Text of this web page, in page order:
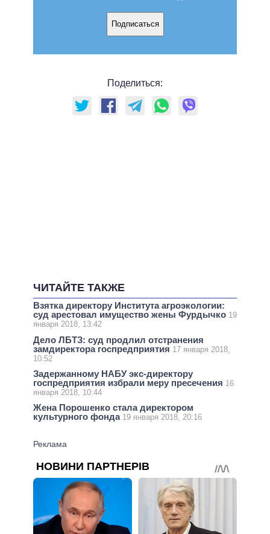
Подписаться
Поделиться:
ЧИТАЙТЕ ТАКЖЕ
Взятка директору Института агроэкологии:
суд арестовал имущество жены Фурдычко 19
января 2018, 13:42
Дело ЛБТЗ: суд продлил отстранения
замдиректора госпредприятия 17 января 2018,
10:52
Задержанному НАБУ экс-директору
госпредприятия избрали меру пресечения 16
января 2018, 10:44
Жена Порошенко стала директором
культурного фонда 19 января 2018, 20:16